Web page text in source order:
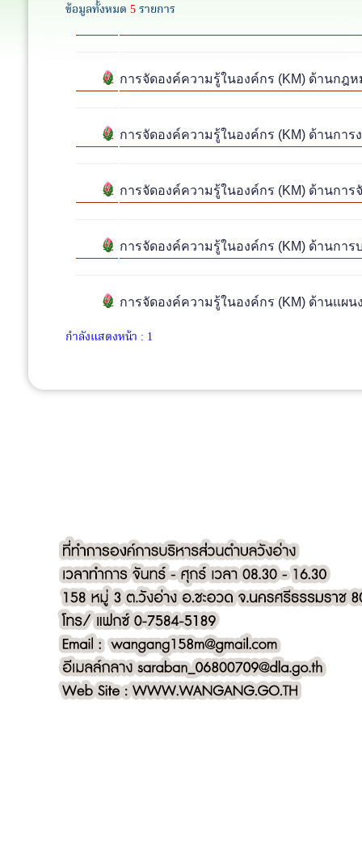
ข้อมูลทั้งหมด5รายการ
การจัดองค์ความรู้ในองค์กร (KM) ด้านกฎห
การจัดองค์ความรู้ในองค์กร (KM) ด้านกา
การจัดองค์ความรู้ในองค์กร (KM) ด้านการ
การจัดองค์ความรู้ในองค์กร (KM) ด้านกา
การจัดองค์ความรู้ในองค์กร (KM) ด้านแผ
กำลังแสดงหน้า : 1